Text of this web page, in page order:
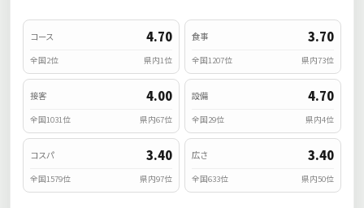
コース 4.70
全国2位 県内1位
食事 3.70
全国1207位 県内73位
接客 4.00
全国1031位 県内67位
設備 4.70
全国29位 県内4位
コスパ 3.40
全国1579位 県内97位
広さ 3.40
全国633位 県内50位